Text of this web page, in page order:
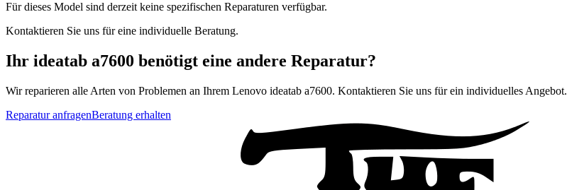
Für dieses Model sind derzeit keine spezifischen Reparaturen verfügbar.
Kontaktieren Sie uns für eine individuelle Beratung.
Ihr ideatab a7600 benötigt eine andere Reparatur?
Wir reparieren alle Arten von Problemen an Ihrem Lenovo ideatab a7600. Kontaktieren Sie uns für ein individuelles Angebot.
Reparatur anfragenBeratung erhalten